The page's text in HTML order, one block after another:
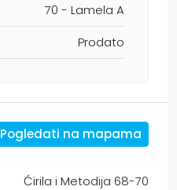
70 - Lamela A
Prodato
Pogledati na mapama
Ćirila i Metodija 68-70